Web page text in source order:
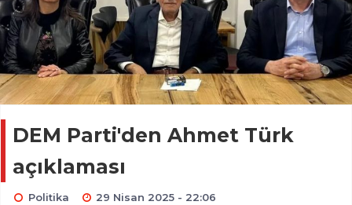
DEM Parti'den Ahmet Türk
açıklaması
Politika 29 Nisan 2025 - 22:06